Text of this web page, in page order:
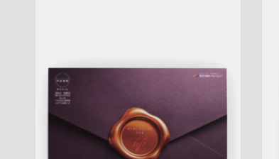
Update:2026.07.22
A4ペラ スペシャルマンション
建相続 サービス紹介新作
プレ
大宮センター 桜新町センター